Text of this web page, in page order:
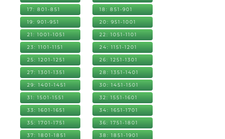
17: 801-851 18: 851-901
19: 901-951 20: 951-1001
21: 1001-1051 22: 1051-1101
23: 1101-1151 24: 1151-1201
25: 1201-1251 26: 1251-1301
27: 1301-1351 28: 1351-1401
29: 1401-1451 30: 1451-1501
31: 1501-1551 32: 1551-1601
33: 1601-1651 34: 1651-1701
35: 1701-1751 36: 1751-1801
37: 1801-1851 38: 1851-1901